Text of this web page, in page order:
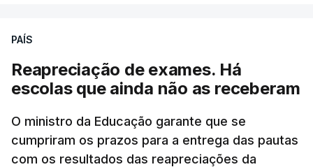
humana".
O decreto, que visa assegurar a execução de
regulamentos e transpor diretivas da União
Europeia, contém alterações ao regime de
acolhimento de estrangeiros ou apátridas em
centros de instalação temporária, ao regime
PAÍS
Reapreciação de exames. Há
escolas que ainda não as receberam
O ministro da Educação garante que se
cumpriram os prazos para a entrega das pautas
com os resultados das reapreciações da